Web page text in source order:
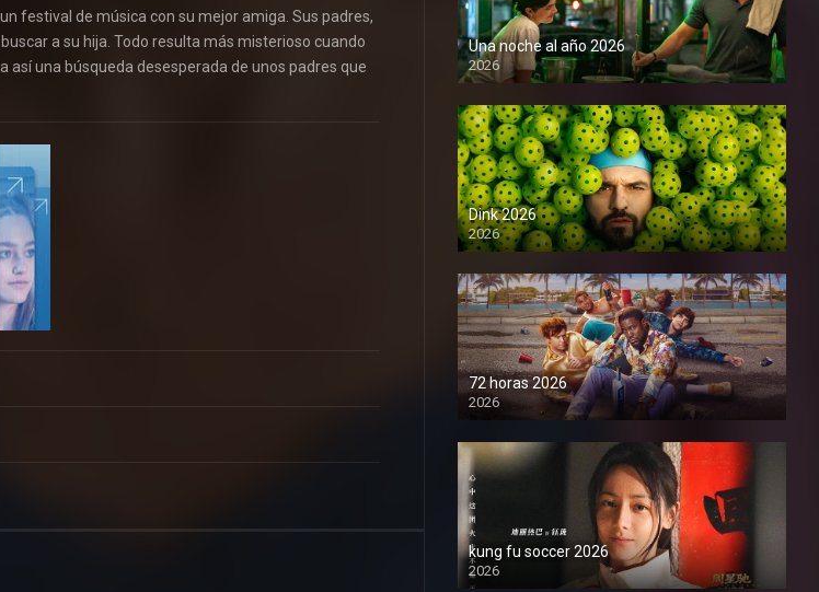
festival de música con su mejor amiga. Sus padres,
a su hija. Todo resulta más misterioso cuando
así una búsqueda desesperada de unos padres que
Una noche al año 2026
2026
1080P
Dink 2026
2026
1080P
72 horas 2026
2026
1080P
kung fu soccer 2026
2026
1080P